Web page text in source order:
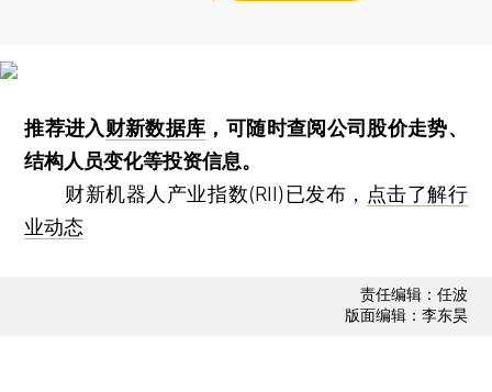
推荐进入财新数据库 ，可随时查阅公司股价走势、
结构人员变化等投资信息。
财新机器人产业指数(RII)已发布， 点击了解行
业动态
责任编辑：任波
版面编辑：李东昊